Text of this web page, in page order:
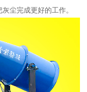
尘完成更好的工作。